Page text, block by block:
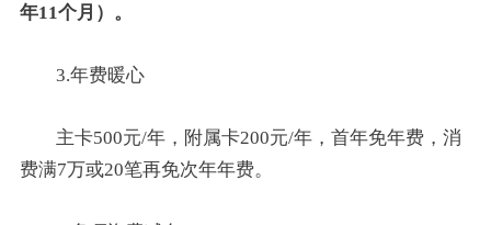
年11个月）。
3.年费暖心
主卡500元/年，附属卡200元/年，首年免年费，消
费满7万或20笔再免次年年费。